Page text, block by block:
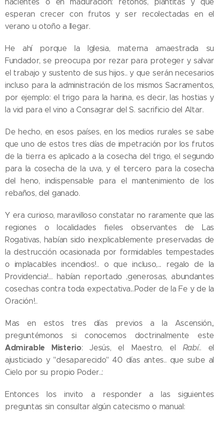
nacientes o en maduración: retoños, plantitas y que
esperan crecer con frutos y ser recolectadas en el
verano u otoño a llegar.
He ahí porque la Iglesia, materna amaestrada su
Fundador, se preocupa por rezar para proteger y salvar
el trabajo y sustento de sus hijos.. y que serán necesarios
incluso para la administración de los mismos Sacramentos,
por ejemplo: el trigo para la harina, es decir, las hostias y
la vid para el vino a Consagrar del S. sacrificio del Altar.
De hecho, en esos países, en los medios rurales se sabe
que uno de estos tres días de impetración por los frutos
de la tierra es aplicado a la cosecha del trigo, el segundo
para la cosecha de la uva, y el tercero para la cosecha
del heno, indispensable para el mantenimiento de los
rebaños, del ganado.
Y era curioso, maravilloso constatar no raramente que las
regiones o localidades fieles observantes de Las
Rogativas, habían sido inexplicablemente preservadas de
la destrucción ocasionada por formidables tempestades
o implacables incendios!.. o que incluso,... regalo de la
Providencia!... habían reportado ,generosas, abundantes
cosechas contra toda expectativa...Poder de la Fe y de la
Oración!..
Mas en estos tres días previos a la Ascensión,,
preguntémonos si conocemos doctrinalmente este
Admirable Misterio: Jesús, el Maestro, el Rabí.. el
ajusticiado y "desaparecido" 40 días antes.. que sube al
Cielo por su propio Poder..:
Entonces los invito a responder a las siguientes
preguntas sin consultar algún catecismo o manual: